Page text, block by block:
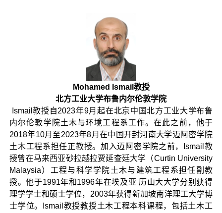
Mohamed Ismail教授
北方工业大学布鲁内尔伦敦学院
Ismail教授自2023年9月起在北京中国北方工业大学布鲁
内尔伦敦学院土木与环境工程系工作。在此之前，他于
2018年10月至2023年8月在中国开封河南大学迈阿密学院
土木工程系担任正教授。加入迈阿密学院之前，Ismail教
授曾在马来西亚砂拉越拉贾延查廷大学（Curtin University
Malaysia）工程与科学学院土木与建筑工程系担任副教
授。他于1991年和1996年在埃及亚 历山大大学分别获得
理学学士和硕士学位，2003年获得新加坡南洋理工大学博
士学位。Ismail教授教授土木工程本科课程，包括土木工